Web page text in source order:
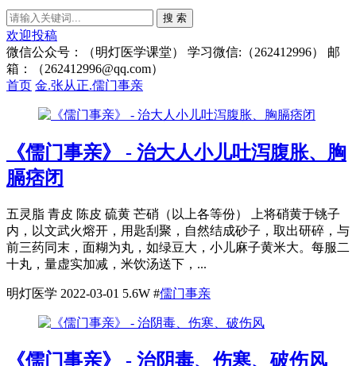
搜 索
欢迎投稿
微信公众号：（明灯医学课堂） 学习微信:（262412996） 邮
箱：（262412996@qq.com）
首页 金.张从正.儒门事亲
《儒门事亲》 - 治大人小儿吐泻腹胀、胸
膈痞闭
五灵脂 青皮 陈皮 硫黄 芒硝（以上各等份） 上将硝黄于铫子
内，以文武火熔开，用匙刮聚，自然结成砂子，取出研碎，与
前三药同末，面糊为丸，如绿豆大，小儿麻子黄米大。每服二
十丸，量虚实加减，米饮汤送下，...
明灯医学 2022-03-01 5.6W #儒门事亲
《儒门事亲》 - 治阴毒、伤寒、破伤风